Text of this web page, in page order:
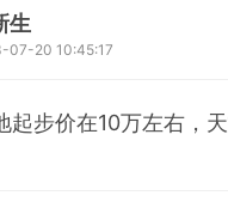
生
07-20 10:45:17
起步价在10万左右，